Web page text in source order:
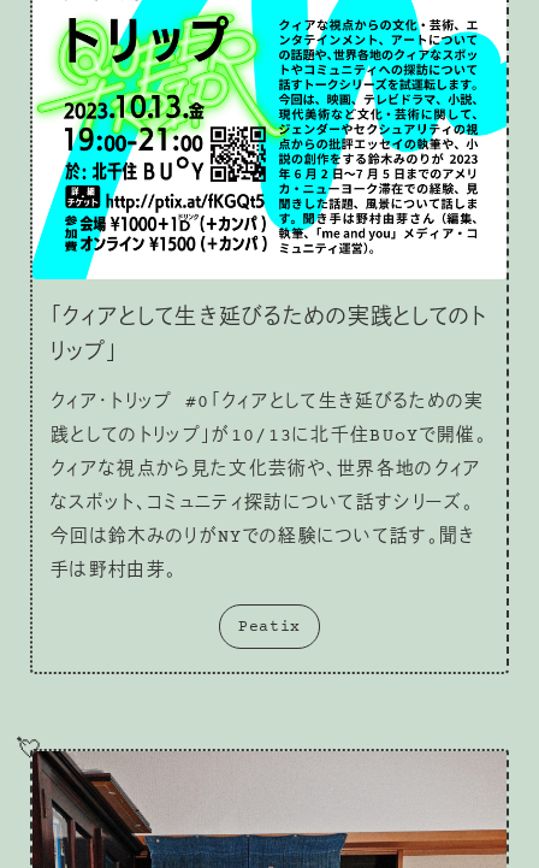
「クィアとして生き延びるための実践としてのト
リップ」
クィア・トリップ #0「クィアとして生き延びるための実
践としてのトリップ」が10/13に北千住BUoYで開催。
クィアな視点から見た文化芸術や、世界各地のクィア
なスポット、コミュニティ探訪について話すシリーズ。
今回は鈴木みのりがNYでの経験について話す。聞き
手は野村由芽。
Peatix
💘